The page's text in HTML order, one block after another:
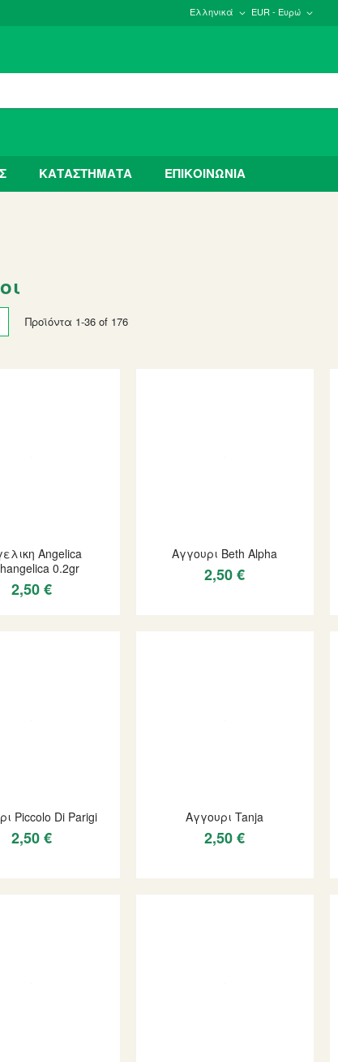
Ελληνικά EUR - Ευρώ
ΚΑΤΑΣΤΗΜΑΤΑ ΕΠΙΚΟΙΝΩΝΙΑ
Προϊόντα 1-36of 176
Angelica
0.2gr
2,50 €
Αγγουρι Beth Alpha
2,50 €
Piccolo Di Parigi
2,50 €
Αγγουρι Tanja
2,50 €